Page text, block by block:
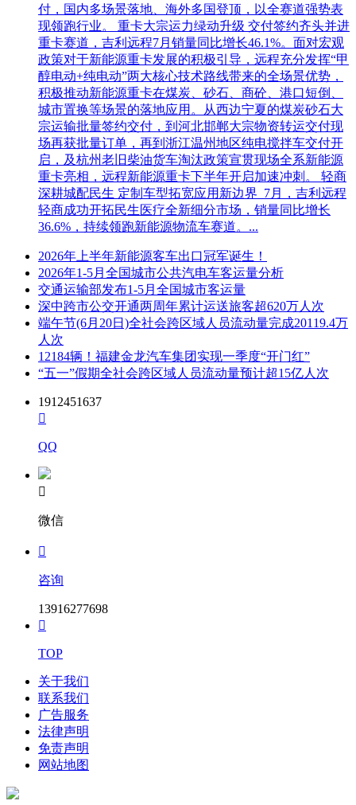
付，国内多场景落地、海外多国登顶，以全赛道强势表
现领跑行业。 重卡大宗运力绿动升级 交付签约齐头并进
重卡赛道，吉利远程7月销量同比增长46.1%。面对宏观
政策对于新能源重卡发展的积极引导，远程充分发挥“甲
醇电动+纯电动”两大核心技术路线带来的全场景优势，
积极推动新能源重卡在煤炭、砂石、商砼、港口短倒、
城市置换等场景的落地应用。从西边宁夏的煤炭砂石大
宗运输批量签约交付，到河北邯郸大宗物资转运交付现
场再获批量订单，再到浙江温州地区纯电搅拌车交付开
启，及杭州老旧柴油货车淘汰政策宣贯现场全系新能源
重卡亮相，远程新能源重卡下半年开启加速冲刺。 轻商
深耕城配民生 定制车型拓宽应用新边界 7月，吉利远程
轻商成功开拓民生医疗全新细分市场，销量同比增长
36.6%，持续领跑新能源物流车赛道。...
2026年上半年新能源客车出口冠军诞生！
2026年1-5月全国城市公共汽电车客运量分析
交通运输部发布1-5月全国城市客运量
深中跨市公交开通两周年累计运送旅客超620万人次
端午节(6月20日)全社会跨区域人员流动量完成20119.4万
人次
12184辆！福建金龙汽车集团实现一季度“开门红”
“五一”假期全社会跨区域人员流动量预计超15亿人次
1912451637

QQ

微信

咨询
13916277698

TOP
关于我们
联系我们
广告服务
法律声明
免责声明
网站地图